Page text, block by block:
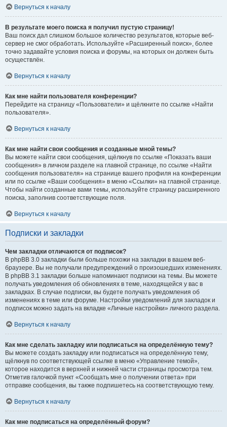
Вернуться к началу
В результате моего поиска я получил пустую страницу!
Ваш поиск дал слишком большое количество результатов, которые веб-
сервер не смог обработать. Используйте «Расширенный поиск», более
точно задавайте условия поиска и форумы, на которых он должен быть
осуществлён.
Вернуться к началу
Как мне найти пользователя конференции?
Перейдите на страницу «Пользователи» и щёлкните по ссылке «Найти
пользователя».
Вернуться к началу
Как мне найти свои сообщения и созданные мной темы?
Вы можете найти свои сообщения, щёлкнув по ссылке «Показать ваши
сообщения» в личном разделе на главной странице, по ссылке «Найти
сообщения пользователя» на странице вашего профиля на конференции
или по ссылке «Ваши сообщения» в меню «Ссылки» на главной странице.
Чтобы найти созданные вами темы, используйте страницу расширенного
поиска, заполнив соответствующие поля.
Вернуться к началу
Подписки и закладки
Чем закладки отличаются от подписок?
В phpBB 3.0 закладки были больше похожи на закладки в вашем веб-
браузере. Вы не получали предупреждений о произошедших изменениях.
В phpBB 3.1 закладки больше напоминают подписки на темы. Вы можете
получать уведомления об обновлениях в теме, находящейся у вас в
закладках. В случае подписки, вы будете получать уведомления об
изменениях в теме или форуме. Настройки уведомлений для закладок и
подписок можно задать на вкладке «Личные настройки» личного раздела.
Вернуться к началу
Как мне сделать закладку или подписаться на определённую тему?
Вы можете создать закладку или подписаться на определённую тему,
щёлкнув по соответствующей ссылке в меню «Управление темой»,
которое находится в верхней и нижней части страницы просмотра тем.
Отметив галочкой пункт «Сообщать мне о получении ответа» при
отправке сообщения, вы также подпишетесь на соответствующую тему.
Вернуться к началу
Как мне подписаться на определённый форум?